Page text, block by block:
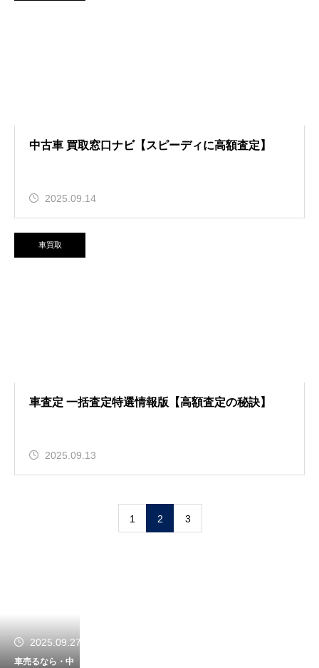
中古車 買取窓口ナビ【スピーディに高額査定】
2025.09.14
車買取
車査定 一括査定特選情報版【高額査定の秘訣】
2025.09.13
1 2 3
2025.09.27
車売るなら・中